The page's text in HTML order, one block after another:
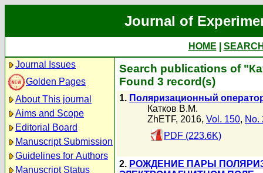
Journal of
HOME
Journal Issues
Golden Pages
About This journal
Aims and Scope
Editorial Board
Manuscript Submission
Guidelines for Authors
Manuscript Status
Search publications of
Found 3 record(s)
1. Поляризационный
Катков В.М.
ZhETF, 2016, Vol. 150, No.
PDF (223.6K)
2. РОЖДЕНИЕ ПАРЫ